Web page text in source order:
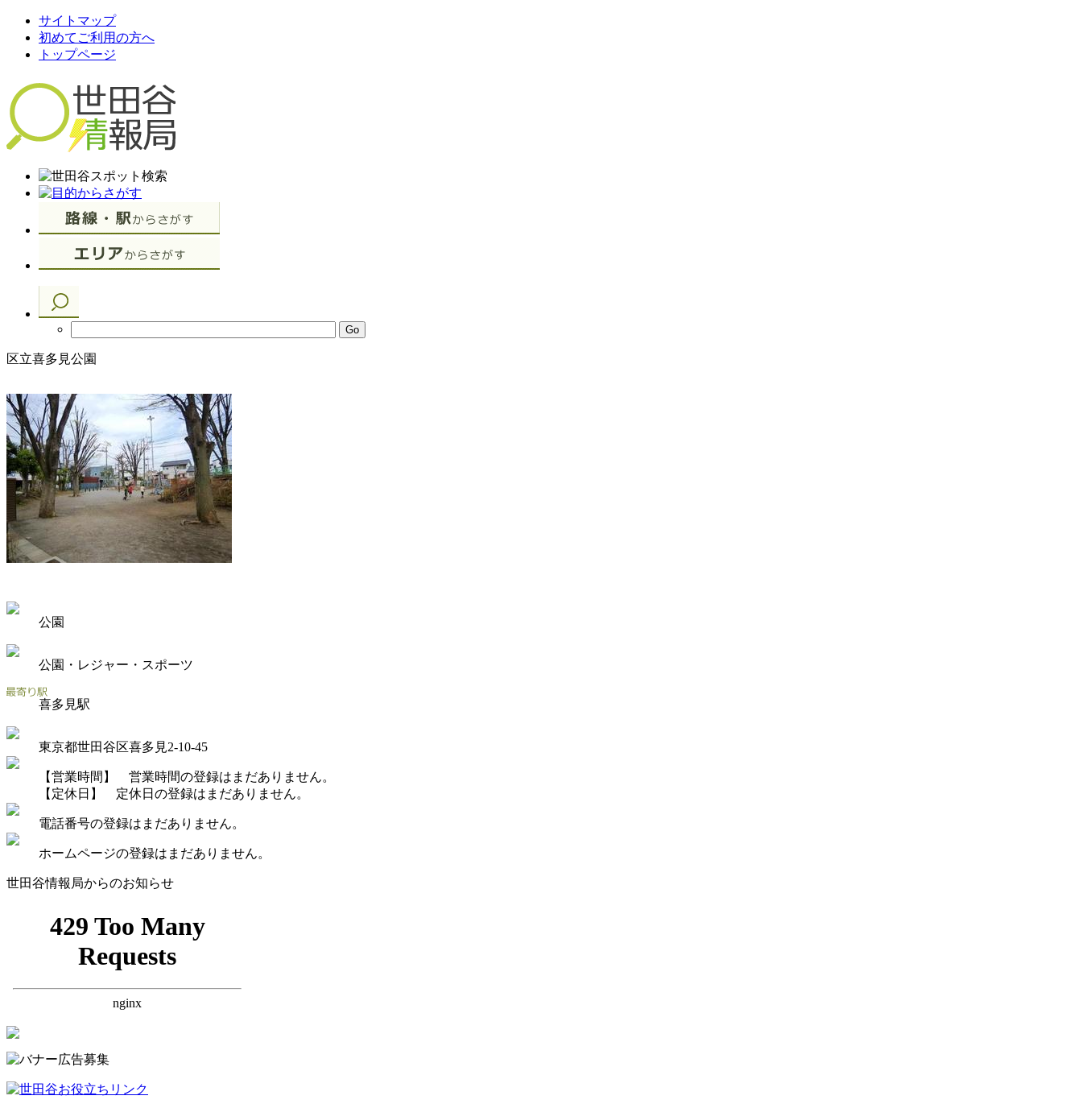
サイトマップ
初めてご利用の方へ
トップページ
区立喜多見公園
公園
公園・レジャー・スポーツ
喜多見駅
東京都世田谷区喜多見2-10-45
【営業時間】 営業時間の登録はまだありません。
【定休日】 定休日の登録はまだありません。
電話番号の登録はまだありません。
ホームページの登録はまだありません。
世田谷情報局からのお知らせ